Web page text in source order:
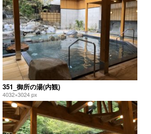
351_御所の湯(内観)
4032×3024 px